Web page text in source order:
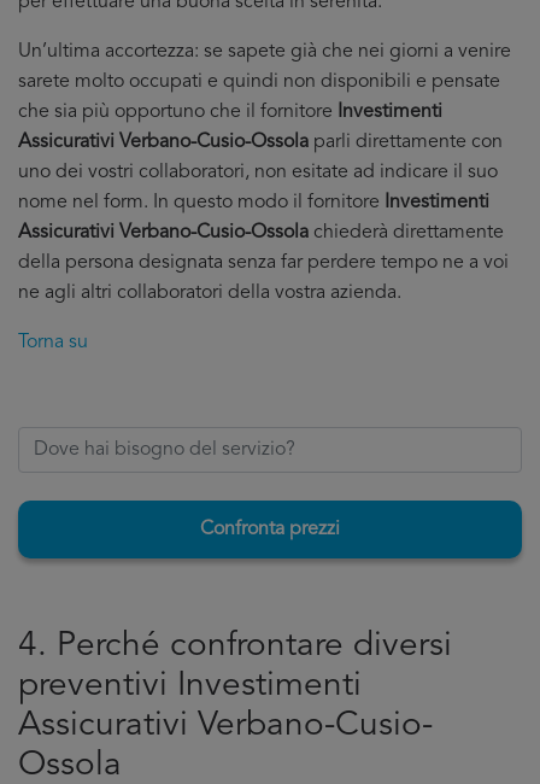
Un’ultima accortezza: se sapete già che nei giorni a venire
sarete molto occupati e quindi non disponibili e pensate
che sia più opportuno che il fornitore
Investimenti
Assicurativi Verbano-Cusio-Ossola parli direttamente con
uno dei vostri collaboratori, non esitate ad indicare il suo
nome nel form. In questo modo il fornitore
Investimenti
Assicurativi Verbano-Cusio-Ossola chiederà direttamente
della persona designata senza far perdere tempo ne a voi
ne agli altri collaboratori della vostra azienda.
Torna su
Confronta prezzi
4. Perché confrontare diversi
preventivi Investimenti
Assicurativi Verbano-Cusio-
Ossola